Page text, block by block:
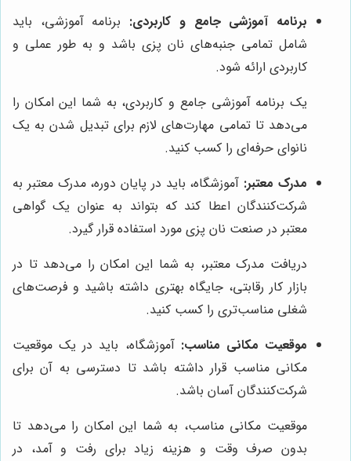
برنامه آموزشی جامع و کاربردی: برنامه آموزشی، باید
شامل تمامی جنبه‌های نان پزی باشد و به طور عملی و
کاربردی ارائه شود.
یک برنامه آموزشی جامع و کاربردی، به شما این امکان را
می‌دهد تا تمامی مهارت‌های لازم برای تبدیل شدن به یک
نانوای حرفه‌ای را کسب کنید.
مدرک معتبر: آموزشگاه، باید در پایان دوره، مدرک معتبر به
شرکت‌کنندگان اعطا کند که بتواند به عنوان یک گواهی
معتبر در صنعت نان پزی مورد استفاده قرار گیرد.
دریافت مدرک معتبر، به شما این امکان را می‌دهد تا در
بازار کار رقابتی، جایگاه بهتری داشته باشید و فرصت‌های
شغلی مناسب‌تری را کسب کنید.
موقعیت مکانی مناسب: آموزشگاه، باید در یک موقعیت
مکانی مناسب قرار داشته باشد تا دسترسی به آن برای
شرکت‌کنندگان آسان باشد.
موقعیت مکانی مناسب، به شما این امکان را می‌دهد تا
بدون صرف وقت و هزینه زیاد برای رفت و آمد، در